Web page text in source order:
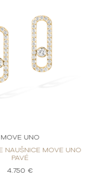
MOVE UNO
NAUŠNICE MOVE UNO
PAVÉ
4.750 €